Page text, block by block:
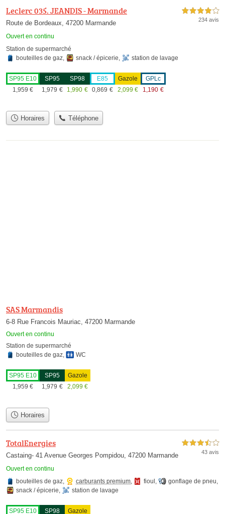
Leclerc 035. JEANDIS - Marmande
Route de Bordeaux, 47200 Marmande
Ouvert en continu
4,0 étoiles sur 5
234 avis
Station de supermarché
bouteilles de gaz
snack / épicerie station de lavage
SP95 E10
1,959 €
SP95
1,979 €
SP98
1,990 €
E85
0,869 €
Gazole
2,099 €
GPLc
1,190 €
Horaires Téléphone
SAS Marmandis
6-8 Rue Francois Mauriac, 47200 Marmande
Ouvert en continu
Station de supermarché
bouteilles de gaz, WC
SP95 E10
1,959 €
SP95
1,979 €
Gazole
2,099 €
Horaires
TotalEnergies
Castaing- 41 Avenue Georges Pompidou, 47200 Marmande
Ouvert en continu
3,5 étoiles sur 5
43 avis
bouteilles de gaz carburants premium fioul gonflage de pneu
snack / épicerie
station de lavage
SP95 E10
SP98
Gazole